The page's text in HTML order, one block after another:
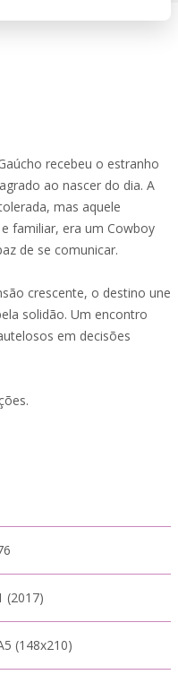
recebeu o estranho
ao nascer do dia. A
mas aquele
familiar, era um Cowboy
de se comunicar.
crescente, o destino une
solidão. Um encontro
em decisões
(2017)
(148x210)